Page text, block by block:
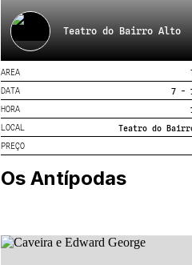
Teatro do Bairro Alto
AREA
DATA
7 -
HORA
LOCAL
Teatro do
PREÇO
Os Antípodas